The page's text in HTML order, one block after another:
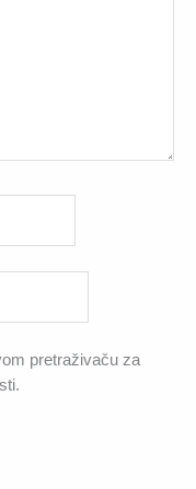
pretraživaču za